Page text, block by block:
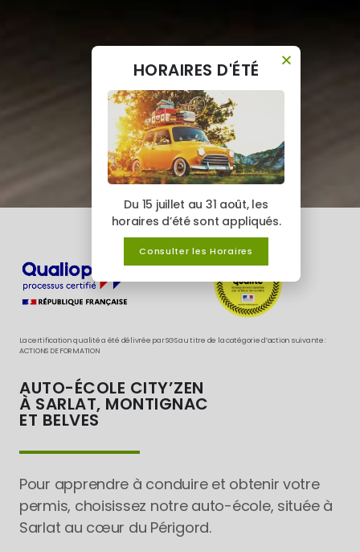
La certification qualité a été délivrée par SGS au titre de la catégorie d’action suivante :
ACTIONS DE FORMATION
AUTO-ÉCOLE CITY’ZEN
À SARLAT, MONTIGNAC
ET BELVES
Pour apprendre à conduire et obtenir votre
permis, choisissez notre auto-école, située à
Sarlat au cœur du Périgord.
HORAIRES D'ÉTÉ
Du 15 juillet au 31 août, les
horaires d’été sont appliqués.
Consulter les Horaires